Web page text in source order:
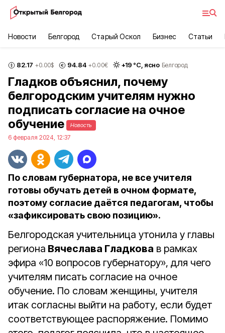
Новости Белгород Старый Оскол Бизнес Статьи
82.17 +0.00$ 94.84 +0.00€ +19 °С, ясно Белгород
Гладков объяснил, почему
белгородским учителям нужно
подписать согласие на очное
обучение
Новость
6 февраля 2024, 12:37
По словам губернатора, не все учителя
готовы обучать детей в очном формате,
поэтому согласие даётся педагогам, чтобы
«зафиксировать свою позицию».
Белгородская учительница утонила у главы
региона Вячеслава Гладкова в рамках
эфира «10 вопросов губернатору», для чего
учителям писать согласие на очное
обучение. По словам женщины, учителя
итак согласны выйти на работу, если будет
соответствующее распоряжение. Помимо